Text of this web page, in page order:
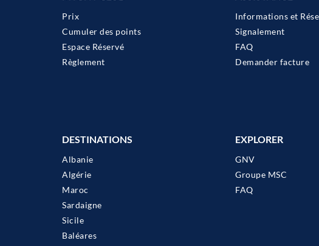
Prix
Cumuler des points
Espace Réservé
Règlement
Informations et
Signalement
FAQ
Demander facture
DESTINATIONS
Albanie
Algérie
Maroc
Sardaigne
Sicile
Baléares
EXPLORER
GNV
Groupe MSC
FAQ